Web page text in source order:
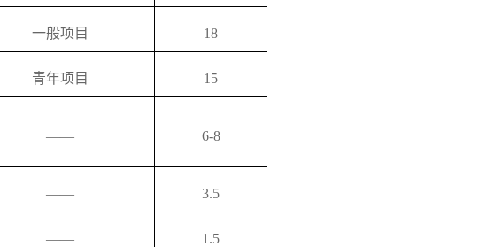
一般项目 18
青年项目 15
—— 6-8
—— 3.5
—— 1.5